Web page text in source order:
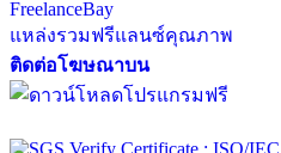
FreelanceBay
แหล่งรวมฟรีแลนซ์คุณภาพ
ติดต่อโฆษณาบน